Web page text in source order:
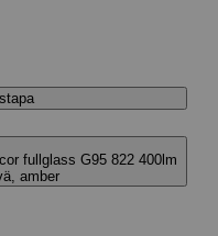
fullglass G95 822 400lm
amber